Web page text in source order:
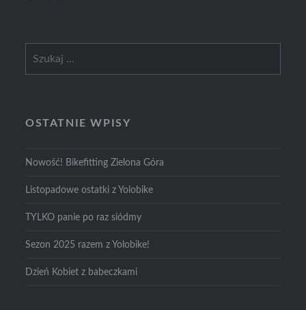
OSTATNIE WPISY
Nowość! Bikefitting Zielona Góra
Listopadowe ostatki z Yolobike
TYLKO panie po raz siódmy
Sezon 2025 razem z Yolobike!
Dzień Kobiet z babeczkami